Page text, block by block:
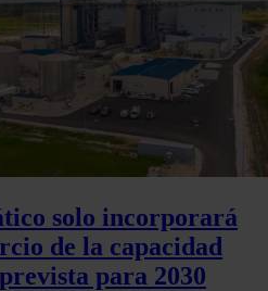
solo incorporará
de la capacidad
para 2030